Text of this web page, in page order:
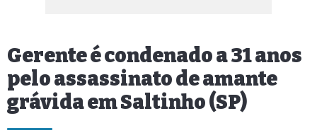
Gerente é condenado a 31 anos
pelo assassinato de amante
grávida em Saltinho (SP)